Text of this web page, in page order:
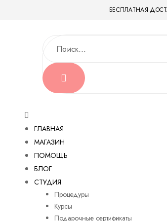
БЕСПЛАТНАЯ
ГЛАВНАЯ
МАГАЗИН
ПОМОЩЬ
БЛОГ
СТУДИЯ
Процедуры
Курсы
Подарочные сертификаты